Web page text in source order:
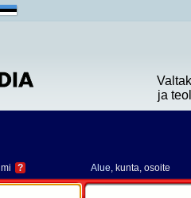
ja
? Alue, kunta, osoite